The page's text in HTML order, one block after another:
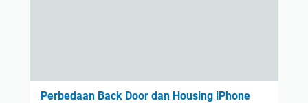
Perbedaan Back Door dan Housing iPhone